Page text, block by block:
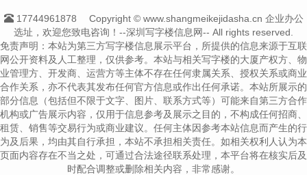
17744961878
Copyright © www.shangmeikejidasha.cn 企业办公
选址，欢迎您致电咨询！--深圳写字楼信息网-- All rights reserved.
免责声明：本站为第三方写字楼信息展示平台，所提供的信息来源于互联
网公开资料及人工整理，仅供参考。本站与相关写字楼的大厦产权方、物
业管理方、开发商、运营方等主体不存在任何隶属关系、授权关系或商业
合作关系，亦不代表其发布任何官方信息或作出任何承诺。本站所展示的
部分信息（包括但不限于文字、图片、联系方式等）可能来自第三方合作
机构或广告展示内容，仅用于信息参考及展示之目的，不构成任何招商、
租赁、销售等交易行为或商业建议。任何主体因参考本站信息而产生的行
为及后果，均由其自行承担，本站不承担相关责任。如相关权利人认为本
页面内容存在不当之处，可通过合法途径联系处理，本平台将在核实后及
时配合调整或删除相关内容，非常感谢。